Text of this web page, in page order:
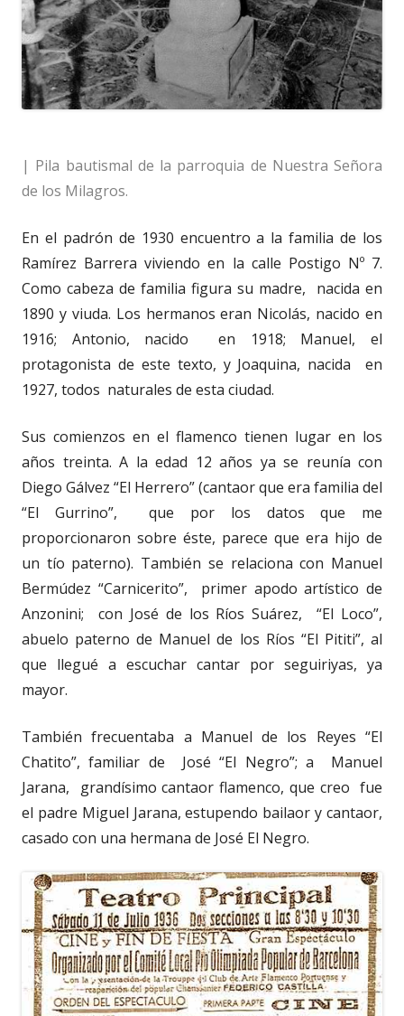
| Pila bautismal de la parroquia de Nuestra Señora
de los Milagros.
En el padrón de 1930 encuentro a la familia de los
Ramírez Barrera viviendo en la calle Postigo Nº 7.
Como cabeza de familia figura su madre, nacida en
1890 y viuda. Los hermanos eran Nicolás, nacido en
1916; Antonio, nacido en 1918; Manuel, el
protagonista de este texto, y Joaquina, nacida en
1927, todos naturales de esta ciudad.
Sus comienzos en el flamenco tienen lugar en los
años treinta. A la edad 12 años ya se reunía con
Diego Gálvez “El Herrero” (cantaor que era familia del
“El Gurrino”, que por los datos que me
proporcionaron sobre éste, parece que era hijo de
un tío paterno). También se relaciona con Manuel
Bermúdez “Carnicerito”, primer apodo artístico de
Anzonini; con José de los Ríos Suárez, “El Loco”,
abuelo paterno de Manuel de los Ríos “El Pititi”, al
que llegué a escuchar cantar por seguiriyas, ya
mayor.
También frecuentaba a Manuel de los Reyes “El
Chatito”, familiar de José “El Negro”; a Manuel
Jarana, grandísimo cantaor flamenco, que creo fue
el padre Miguel Jarana, estupendo bailaor y cantaor,
casado con una hermana de José El Negro.